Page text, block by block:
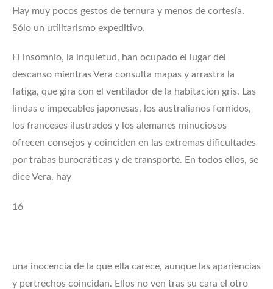
Hay muy pocos gestos de ternura y menos de cortesía.
Sólo un utilitarismo expeditivo.
El insomnio, la inquietud, han ocupado el lugar del
descanso mientras Vera consulta mapas y arrastra la
fatiga, que gira con el ventilador de la habitación gris. Las
lindas e impecables japonesas, los australianos fornidos,
los franceses ilustrados y los alemanes minuciosos
ofrecen consejos y coinciden en las extremas dificultades
por trabas burocráticas y de transporte. En todos ellos, se
dice Vera, hay
16
una inocencia de la que ella carece, aunque las apariencias
y pertrechos coincidan. Ellos no ven tras su cara el otro